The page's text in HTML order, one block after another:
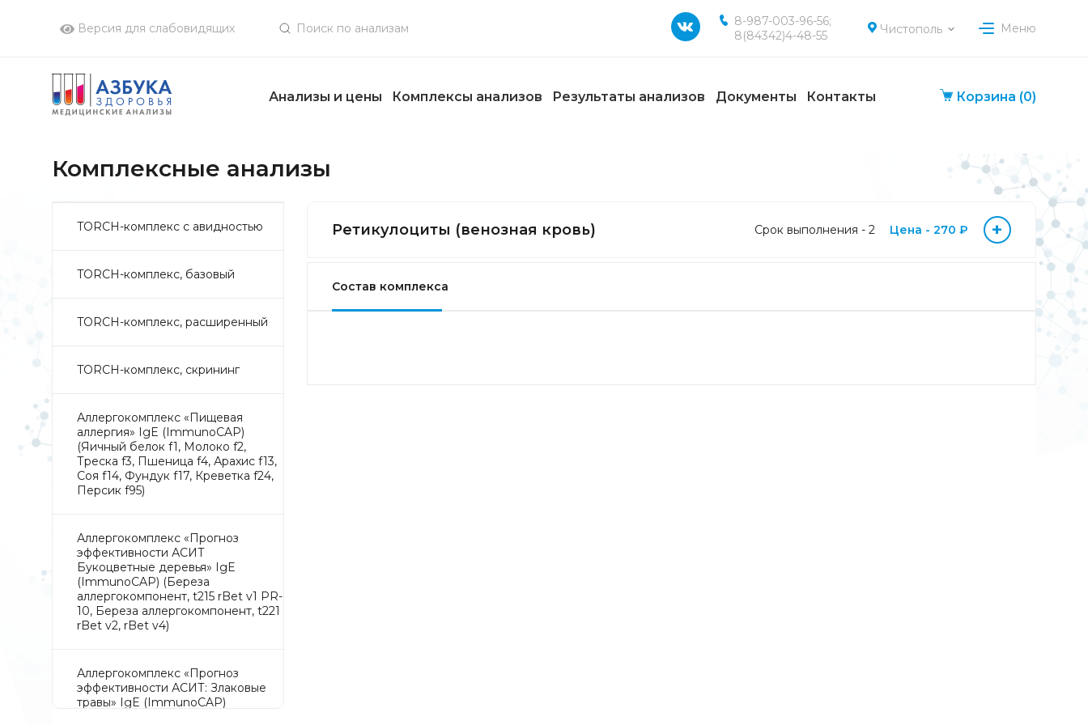
Версия для слабовидящих
8-987-003-96-56;
8(84342)4-48-55
Чистополь Меню
Анализы и цены Комплексы анализов Результаты анализов Документы Контакты Корзина (0)
Комплексные анализы
TORCH-комплекс с авидностью
TORCH-комплекс, базовый
TORCH-комплекс, расширенный
TORCH-комплекс, скрининг
Аллергокомплекс «Пищевая
аллергия» IgE (ImmunoCAP)
(Яичный белок f1, Молоко f2,
Треска f3, Пшеница f4, Арахис f13,
Соя f14, Фундук f17, Креветка f24,
Персик f95)
Аллергокомплекс «Прогноз
эффективности АСИТ
Букоцветные деревья» IgE
(ImmunoCAP) (Береза
аллергокомпонент, t215 rBet v1 PR-
10, Береза аллергокомпонент, t221
rBet v2, rBet v4)
Аллергокомплекс «Прогноз
эффективности АСИТ: Злаковые
травы» IgE (ImmunoCAP)
Ретикулоциты (венозная кровь) Срок выполнения - 2 Цена - 270 ₽ +
Состав комплекса